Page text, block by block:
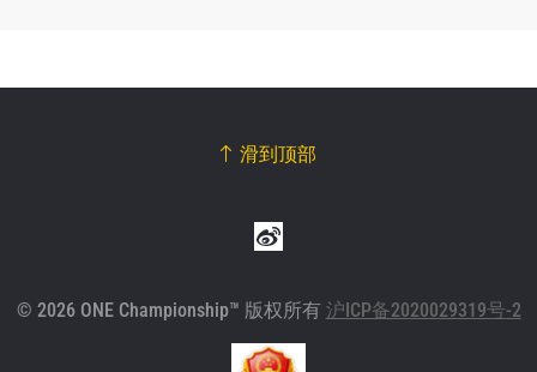
滑到顶部
© 2026 ONE Championship™ 版权所有 沪ICP备2020029319号-2